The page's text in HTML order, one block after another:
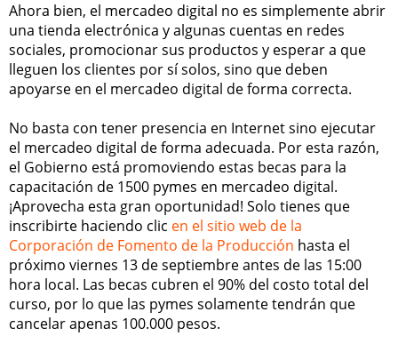
Ahora bien, el mercadeo digital no es simplemente abrir
una tienda electrónica y algunas cuentas en redes
sociales, promocionar sus productos y esperar a que
lleguen los clientes por sí solos, sino que deben
apoyarse en el mercadeo digital de forma correcta.
No basta con tener presencia en Internet sino ejecutar
el mercadeo digital de forma adecuada. Por esta razón,
el Gobierno está promoviendo estas becas para la
capacitación de 1500 pymes en mercadeo digital.
¡Aprovecha esta gran oportunidad! Solo tienes que
inscribirte haciendo clic en el sitio web de la
Corporación de Fomento de la Producción hasta el
próximo viernes 13 de septiembre antes de las 15:00
hora local. Las becas cubren el 90% del costo total del
curso, por lo que las pymes solamente tendrán que
cancelar apenas 100.000 pesos.